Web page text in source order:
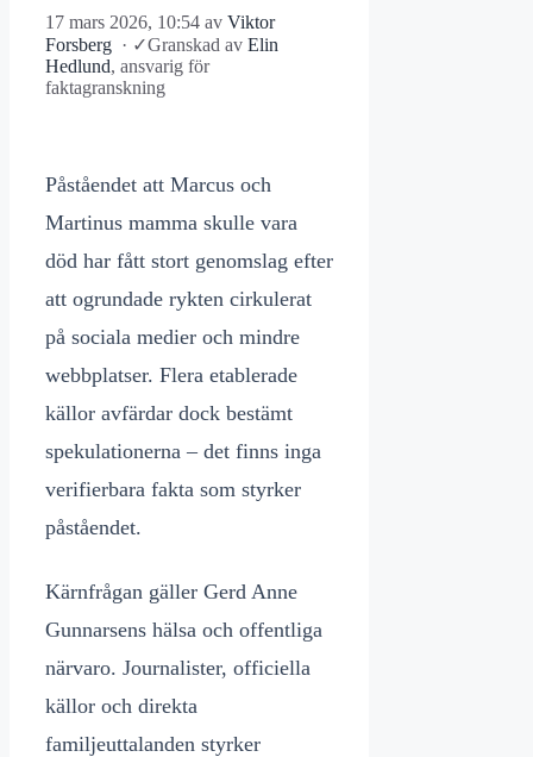
17 mars 2026, 10:54 av Viktor
Forsberg · ✓Granskad av Elin
Hedlund, ansvarig för
faktagranskning
Påståendet att Marcus och
Martinus mamma skulle vara
död har fått stort genomslag efter
att ogrundade rykten cirkulerat
på sociala medier och mindre
webbplatser. Flera etablerade
källor avfärdar dock bestämt
spekulationerna – det finns inga
verifierbara fakta som styrker
påståendet.
Kärnfrågan gäller Gerd Anne
Gunnarsens hälsa och offentliga
närvaro. Journalister, officiella
källor och direkta
familjeuttalanden styrker